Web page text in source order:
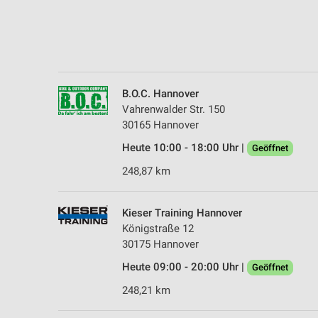
B.O.C. Hannover
Vahrenwalder Str. 150
30165 Hannover
Heute 10:00 - 18:00 Uhr |
Geöffnet
248,87 km
Kieser Training Hannover
Königstraße 12
30175 Hannover
Heute 09:00 - 20:00 Uhr |
Geöffnet
248,21 km
Verwendung reduzierter Daten zur Auswahl von Inhalten
Verwendung genauer Standortdaten
Nicht-IAB-Verarbeitungszwecke: